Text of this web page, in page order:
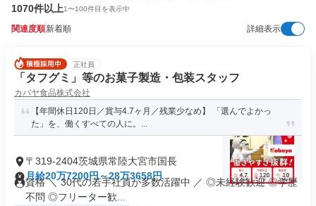
1070件以上1〜100件目を表示中
関連度順新着順 詳細表示
正社員
「タフグミ」等のお菓子製造・包装スタッフ
カバヤ食品株式会社
【年間休日120日／賞与4.7ヶ月／残業少なめ】 「選んでよかっ
た」を、働くすべての人に。...
〒319-2404茨城県常陸大宮市国長
月給20万7200円～28万3658円
資格 ＼ 30代の若手社員が多数活躍中 ／ ◎未経験歓迎 ◎学歴
不問 ◎フリーター歓...